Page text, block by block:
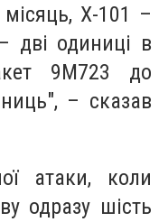
Х-101 –
дві одиниці в
9М723 до
– сказав
атаки, коли
одразу шість